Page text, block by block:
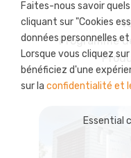
Faites-nous savoir
cliquant sur "Cookies
données personnelles
Lorsque vous cliquez
bénéficiez d'une
sur la confidentialité et
Essential
Programme